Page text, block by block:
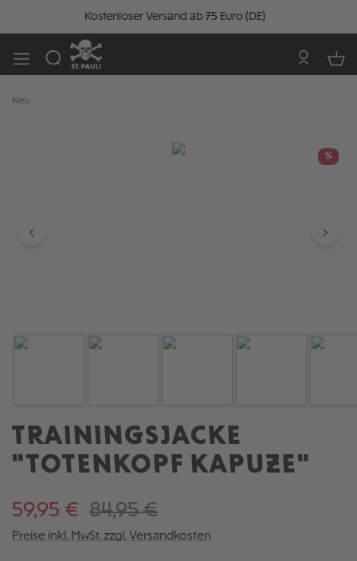
Kostenloser Versand ab 75 Euro (DE)
Neu
%
TRAININGSJACKE
"TOTENKOPF KAPUZE"
59,95 € 84,95 €
Preise inkl. MwSt. zzgl. Versandkosten